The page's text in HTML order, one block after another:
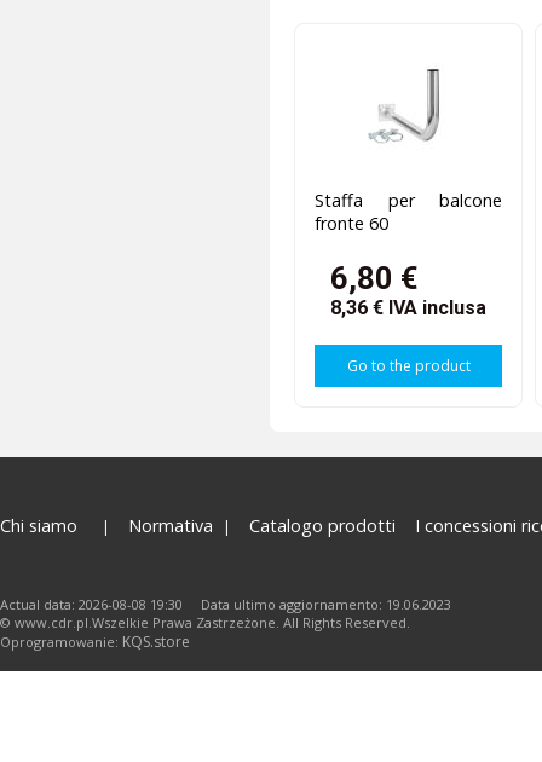
Staffa per balcone
fronte 60
6,80 €
8,36 € IVA inclusa
Go to the product
Chi siamo Normativa Catalogo prodotti I concessioni
Actual data: 2026-08-08 19:30 Data ultimo aggiornamento: 19.06.2023
© www.cdr.pl.Wszelkie Prawa Zastrzeżone. All Rights Reserved.
Oprogramowanie: KQS.store